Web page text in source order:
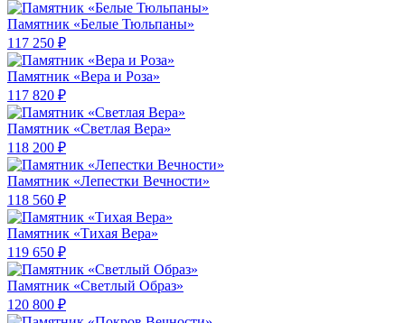
Памятник «Белые Тюльпаны»
117 250 ₽
Памятник «Вера и Роза»
117 820 ₽
Памятник «Светлая Вера»
118 200 ₽
Памятник «Лепестки Вечности»
118 560 ₽
Памятник «Тихая Вера»
119 650 ₽
Памятник «Светлый Образ»
120 800 ₽